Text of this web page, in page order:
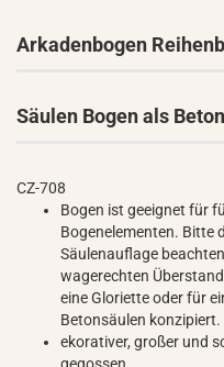
Arkadenbogen
Säulen Bogen als
CZ-708
Bogen ist geeignet für
Bogenelementen. Bitte
Säulenauflage
wagerechten
eine Gloriette oder für
Betonsäulen konzipiert.
ekorativer, großer und